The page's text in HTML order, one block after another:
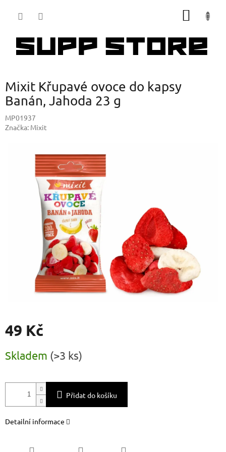
Mixit Křupavé ovoce do kapsy
Banán, Jahoda 23 g
MP01937
Značka: Mixit
49 Kč
cena:
Skladem (>3 ks)
Přidat do košíku
Detailní informace